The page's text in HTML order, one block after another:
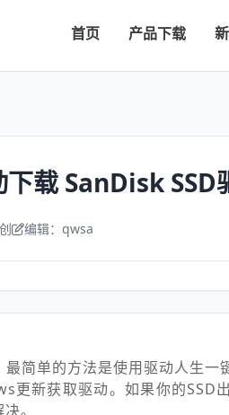
首页 产品下载
载 SanDisk SSD
编辑：qwsa
简单的方法是使用驱动人生一
新获取驱动。如果你的SSD
。